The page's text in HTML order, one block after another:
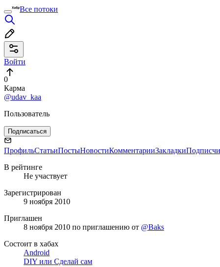
Все потоки
Войти
0
Карма
@udav_kaa
Пользователь
Подписаться
ПрофильСтатьиПостыНовостиКомментарииЗакладки
В рейтинге
Не участвует
Зарегистрирован
9 ноября 2010
Приглашен
8 ноября 2010 по приглашению от @Baks
Состоит в хабах
Android
DIY или Сделай сам